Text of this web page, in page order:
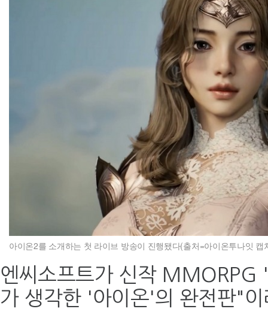
아이온2를 소개하는 첫 라이브 방송이 진행됐다(출처=아이온투나잇 캡
엔씨소프트가 신작 MMORPG
가 생각한 '아이온'의 완전판"